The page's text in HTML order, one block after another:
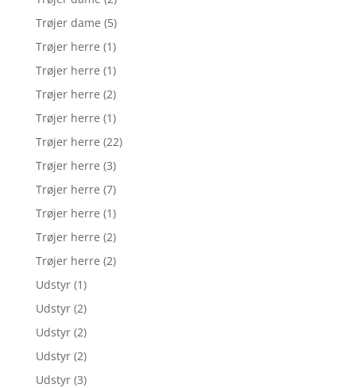
Trøjer dame (5)
Trøjer herre (1)
Trøjer herre (1)
Trøjer herre (2)
Trøjer herre (1)
Trøjer herre (22)
Trøjer herre (3)
Trøjer herre (7)
Trøjer herre (1)
Trøjer herre (2)
Trøjer herre (2)
Udstyr (1)
Udstyr (2)
Udstyr (2)
Udstyr (2)
Udstyr (3)